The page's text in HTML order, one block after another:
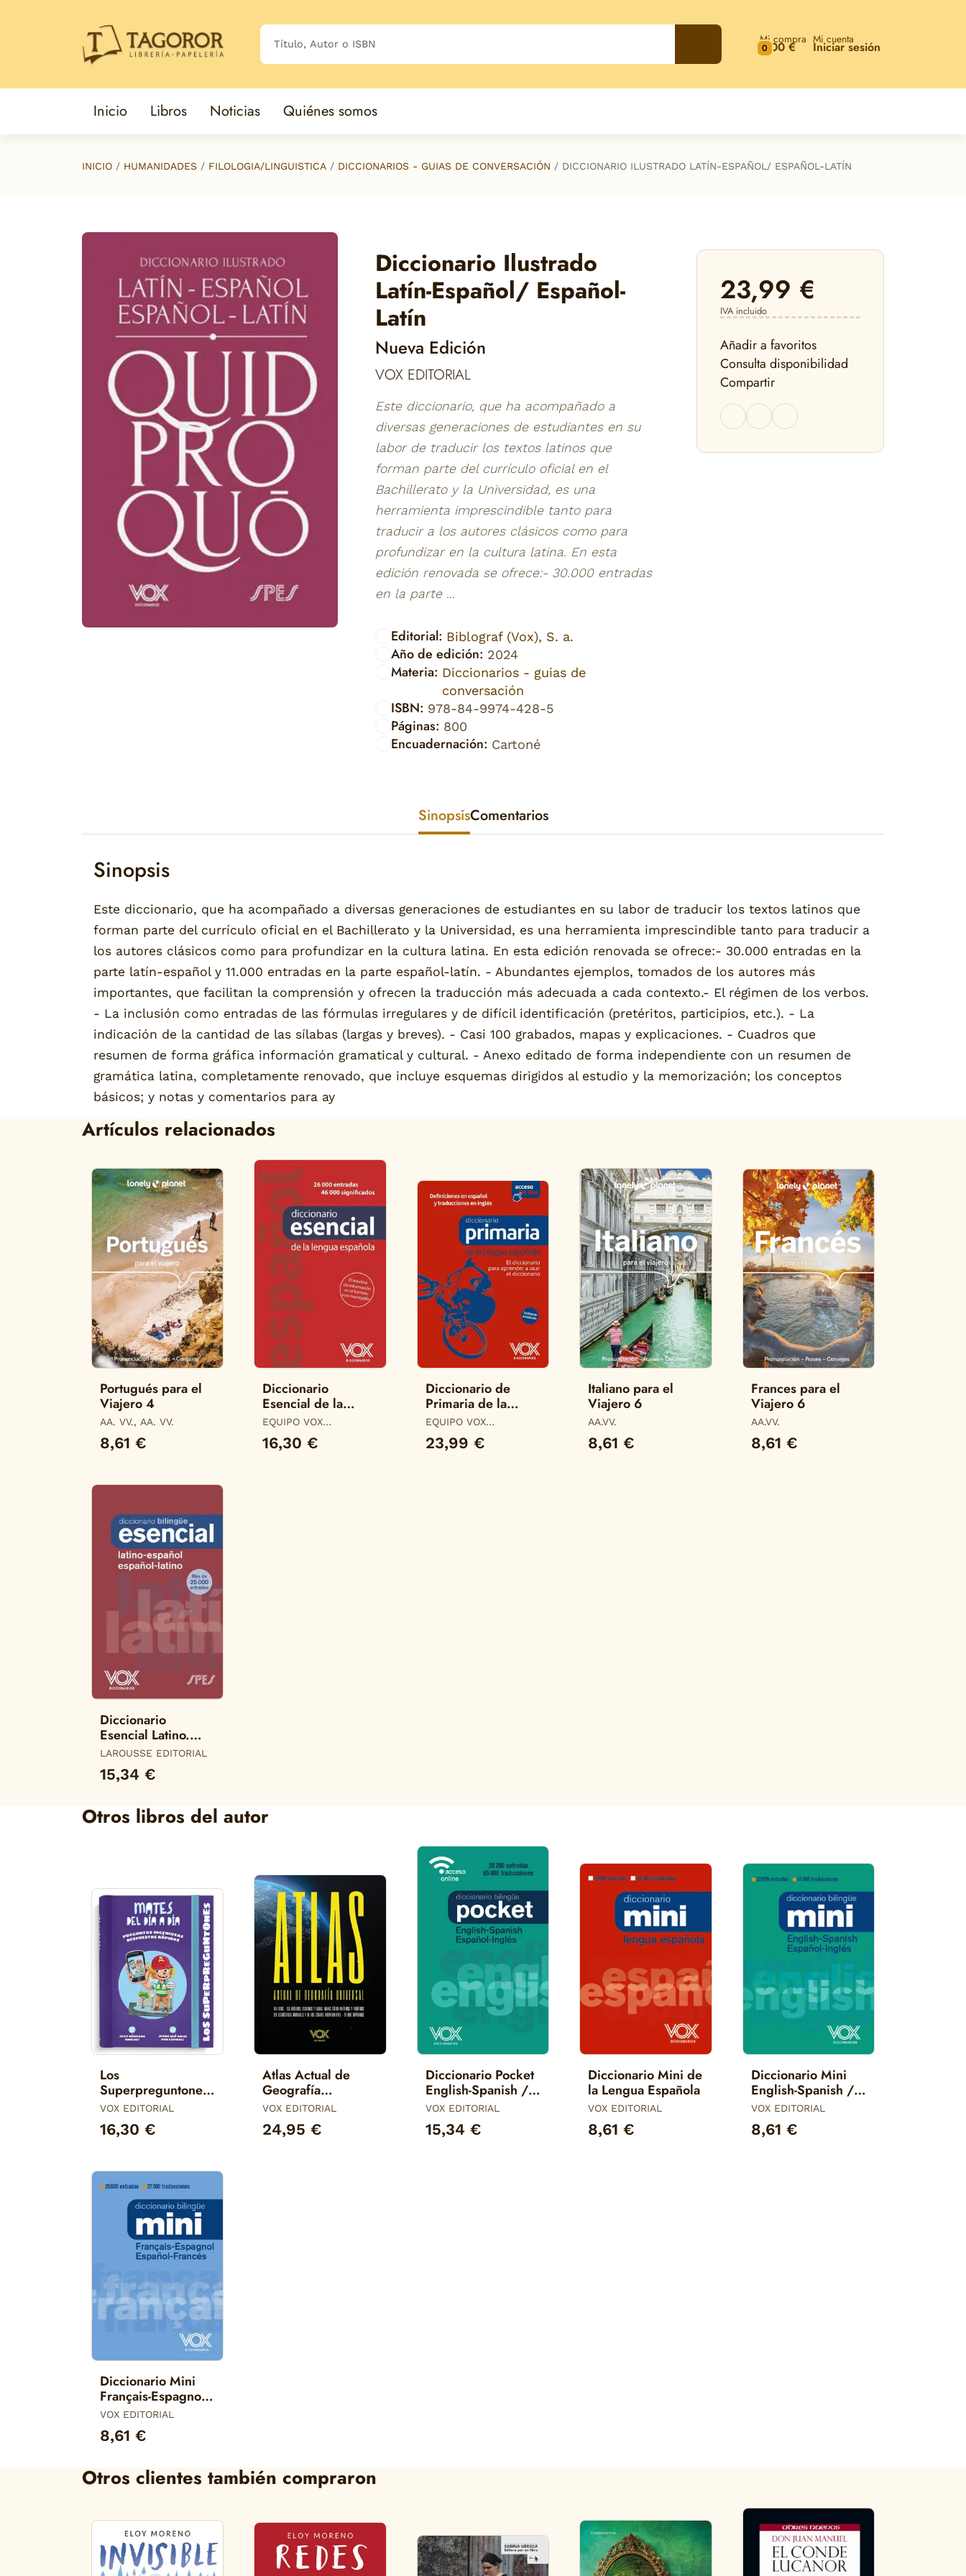
0
Mi compra
0,00 € Mi cuenta
Iniciar sesión
Inicio Libros Noticias Quiénes somos
INICIO HUMANIDADES FILOLOGIA/LINGUISTICA DICCIONARIOS - GUIAS DE CONVERSACIÓN DICCIONARIO ILUSTRADO LATÍN-ESPAÑOL/ ESPAÑOL-LATÍN
Diccionario Ilustrado
Latín-Español/ Español-
Latín
Nueva Edición
VOX EDITORIAL
Este diccionario, que ha acompañado a
diversas generaciones de estudiantes en su
labor de traducir los textos latinos que
forman parte del currículo oficial en el
Bachillerato y la Universidad, es una
herramienta imprescindible tanto para
traducir a los autores clásicos como para
profundizar en la cultura latina. En esta
edición renovada se ofrece:- 30.000 entradas
en la parte ...
Editorial: Biblograf (Vox), S. a.
Año de edición: 2024
Materia: Diccionarios - guias de
conversación
ISBN: 978-84-9974-428-5
Páginas: 800
Encuadernación: Cartoné
23,99 €
IVA incluido
Añadir a favoritos
Consulta disponibilidad
Compartir
SinopsisComentarios
Sinopsis
Este diccionario, que ha acompañado a diversas generaciones de estudiantes en su labor de traducir los textos latinos que
forman parte del currículo oficial en el Bachillerato y la Universidad, es una herramienta imprescindible tanto para traducir a
los autores clásicos como para profundizar en la cultura latina. En esta edición renovada se ofrece:- 30.000 entradas en la
parte latín-español y 11.000 entradas en la parte español-latín. - Abundantes ejemplos, tomados de los autores más
importantes, que facilitan la comprensión y ofrecen la traducción más adecuada a cada contexto.- El régimen de los verbos.
- La inclusión como entradas de las fórmulas irregulares y de difícil identificación (pretéritos, participios, etc.). - La
indicación de la cantidad de las sílabas (largas y breves). - Casi 100 grabados, mapas y explicaciones. - Cuadros que
resumen de forma gráfica información gramatical y cultural. - Anexo editado de forma independiente con un resumen de
gramática latina, completamente renovado, que incluye esquemas dirigidos al estudio y la memorización; los conceptos
básicos; y notas y comentarios para ay
Artículos relacionados
Portugués para el
Viajero 4
AA. VV., AA. VV.
8,61 €
Diccionario
Esencial de la
Lengua Española
EQUIPO VOX
16,30 €
Diccionario de
Primaria de la
Lengua Española
EQUIPO VOX
23,99 €
Italiano para el
Viajero 6
AA.VV.
8,61 €
Frances para el
Viajero 6
AA.VV.
8,61 €
Diccionario
Esencial Latino.
Latino-Español/
Español-Latino
LAROUSSE EDITORIAL
15,34 €
Otros libros del autor
Los
Superpreguntones.
Mates del Día a Día
VOX EDITORIAL
16,30 €
Atlas Actual de
Geografía
Universal Vox
VOX EDITORIAL
24,95 €
Diccionario Pocket
English-Spanish /
Español-Inglés
VOX EDITORIAL
15,34 €
Diccionario Mini de
la Lengua Española
VOX EDITORIAL
8,61 €
Diccionario Mini
English-Spanish /
Español-Inglés
VOX EDITORIAL
8,61 €
Diccionario Mini
Français-Espagnol
/ Español-Francés
VOX EDITORIAL
8,61 €
Otros clientes también compraron